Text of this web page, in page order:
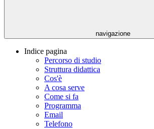
navigazione
Indice pagina
Percorso di studio
Struttura didattica
Cos'è
A cosa serve
Come si fa
Programma
Email
Telefono